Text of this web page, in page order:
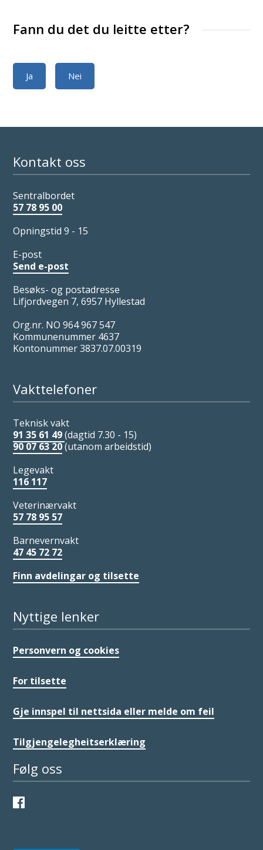
Fann du det du leitte etter?
Ja Nei
Kontakt oss
Sentralbordet
57 78 95 00
Opningstid 9 - 15
E-post
Send e-post
Besøks- og postadresse
Lifjordvegen 7, 6957 Hyllestad
Org.nr. NO 964 967 547
Kommunenummer 4637
Kontonummer 3837.07.00319
Vakttelefoner
Teknisk vakt
91 35 61 49(dagtid 7.30 - 15)
90 07 63 20(utanom arbeidstid)
Legevakt
116 117
Veterinærvakt
57 78 95 57
Barnevernvakt
47 45 72 72
Finn avdelingar og tilsette
Nyttige lenker
Personvern og cookies
For tilsette
Gje innspel til nettsida eller melde om feil
Tilgjengelegheitserklæring
Følg oss